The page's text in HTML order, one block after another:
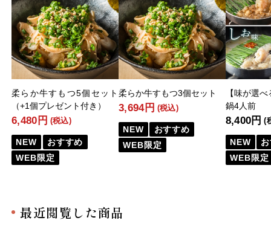
柔らか牛すもつ5個セット
（+1個プレゼント付き）
6,480円 (税込)
NEW
おすすめ
WEB限定
柔らか牛すもつ3個セット
3,694円 (税込)
NEW
おすすめ
WEB限定
【味が選
鍋4人前
8,400円 (
NEW
WEB限定
最近閲覧した商品